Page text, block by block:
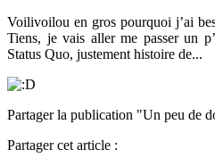
Voilivoilou en gros pourquoi j’ai
Tiens, je vais aller me passer un
Status Quo, justement histoire de...
Partager la publication "Un peu de
Partager cet article :